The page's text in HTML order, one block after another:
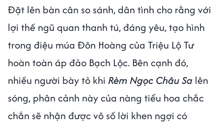
Đặt lên bàn cân so sánh, dân tình cho rằng với
lợi thế ngũ quan thanh tú, đáng yêu, tạo hình
trong điệu múa Đôn Hoàng của Triệu Lộ Tư
hoàn toàn áp đảo Bạch Lộc. Bên cạnh đó,
nhiều người bày tỏ khi Rèm Ngọc Châu Sa lên
sóng, phân cảnh này của nàng tiểu hoa chắc
chắn sẽ nhận được vô số lời khen ngợi có